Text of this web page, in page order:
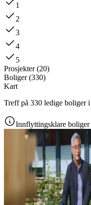
1
2
3
4
5
Prosjekter (20)
Boliger (330)
Kart
Treff på 330 ledige boliger
Innflyttingsklare boliger